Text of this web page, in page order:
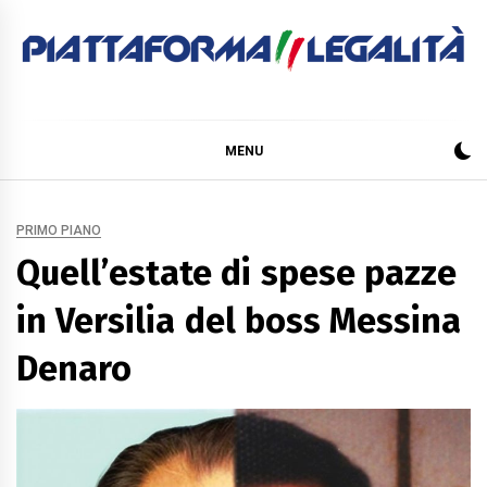
content
LEGALITÀ
MENU
PRIMO PIANO
Quell’estate di spese pazze
in Versilia del boss Messina
Denaro